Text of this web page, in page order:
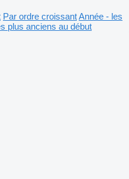
Par ordre croissantAnnée - les
plus anciens au début